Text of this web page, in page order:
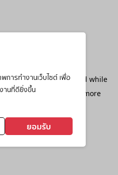
ารทำงานเว็บไซต์ เพื่อ
านที่ดียิ่งขึ้น
ยอมรับ
exception has occurred while
browser console
for more